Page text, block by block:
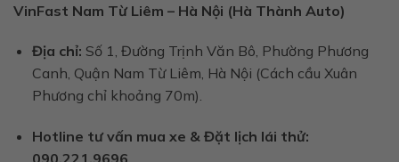
VinFast Nam Từ Liêm – Hà Nội (Hà Thành Auto)
Địa chỉ: Số 1, Đường Trịnh Văn Bô, Phường Phương
Canh, Quận Nam Từ Liêm, Hà Nội (Cách cầu Xuân
Phương chỉ khoảng 70m).
Hotline tư vấn mua xe & Đặt lịch lái thử: